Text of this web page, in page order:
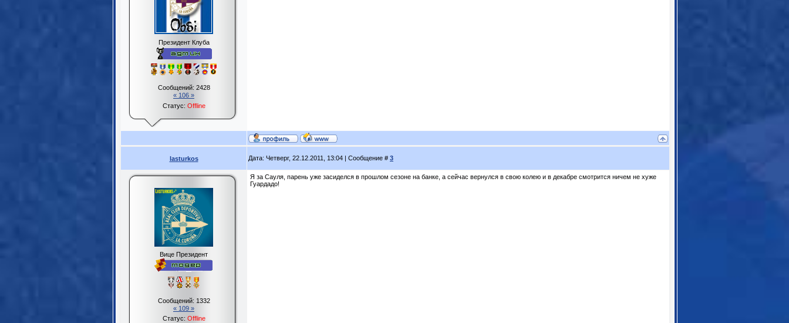
Президент Клуба
Сообщений: 2428
« 106 »
Статус: Offline
lasturkos Дата: Четверг, 22.12.2011, 13:04 | Сообщение # 3
Вице Президент
Сообщений: 1332
« 109 »
Статус: Offline
Я за Сауля, парень уже засиделся в прошлом сезоне на банке, а сейчас вернулся в свою колею и в декабре смотрится ничем не хуже
Гуардадо!